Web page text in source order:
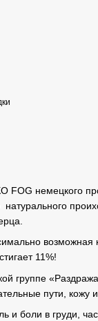
FOG немецкого
11%!
группе
пути, кожу
и боли в груди,